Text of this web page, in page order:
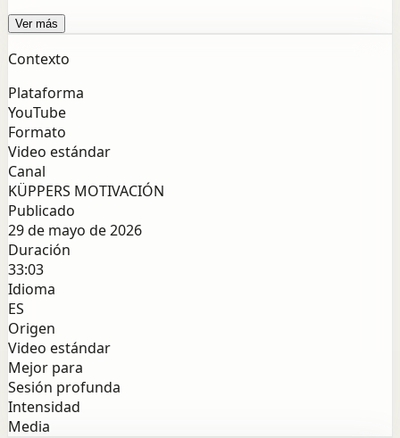
Ver más
Contexto
Plataforma
YouTube
Formato
Video estándar
Canal
KÜPPERS MOTIVACIÓN
Publicado
29 de mayo de 2026
Duración
33:03
Idioma
ES
Origen
Video estándar
Mejor para
Sesión profunda
Intensidad
Media